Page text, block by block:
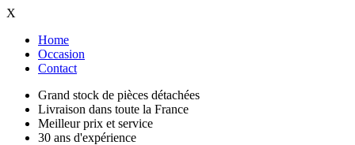
X
Home
Occasion
Contact
Grand stock de pièces détachées
Livraison dans toute la France
Meilleur prix et service
30 ans d'expérience